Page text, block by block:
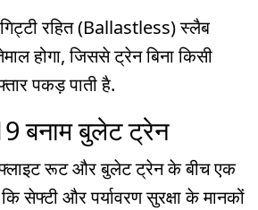
रहित (Ballastless) स्लैब
होगा, जिससे ट्रेन बिना किसी
पकड़ पाती है.
बनाम बुलेट ट्रेन
रूट और बुलेट ट्रेन के बीच एक
सेफ्टी और पर्यावरण सुरक्षा के मानकों